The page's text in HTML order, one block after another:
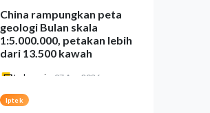
China rampungkan peta
geologi Bulan skala
1:5.000.000, petakan lebih
dari 13.500 kawah
Indonesia 07 Aug 2026
Iptek